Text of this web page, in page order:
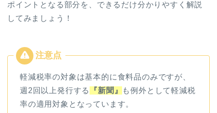
ポイントとなる部分を、できるだけ分かりやすく解説
してみましょう！
軽減税率の対象は基本的に食料品のみですが、
週2回以上発行する
『新聞』
も例外として軽減税
率の適用対象となっています。